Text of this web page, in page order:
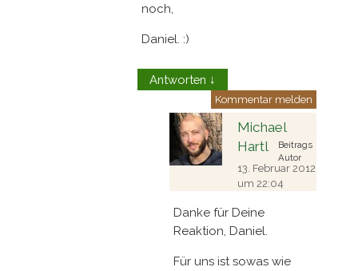
noch,
Daniel. :)
Antworten ↓
Kommentar melden
Michael
Hartl
Beitrags
Autor
13. Februar 2012
um 22:04
Danke für Deine
Reaktion, Daniel.
Für uns ist sowas wie